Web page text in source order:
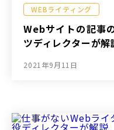
WEBライティング
Webサイトの記事
ツディレクターが解
2021年9月11日